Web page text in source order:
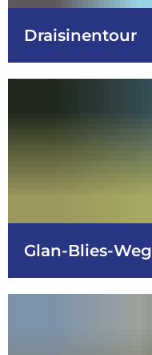
Draisinentour
Glan-Blies-Weg